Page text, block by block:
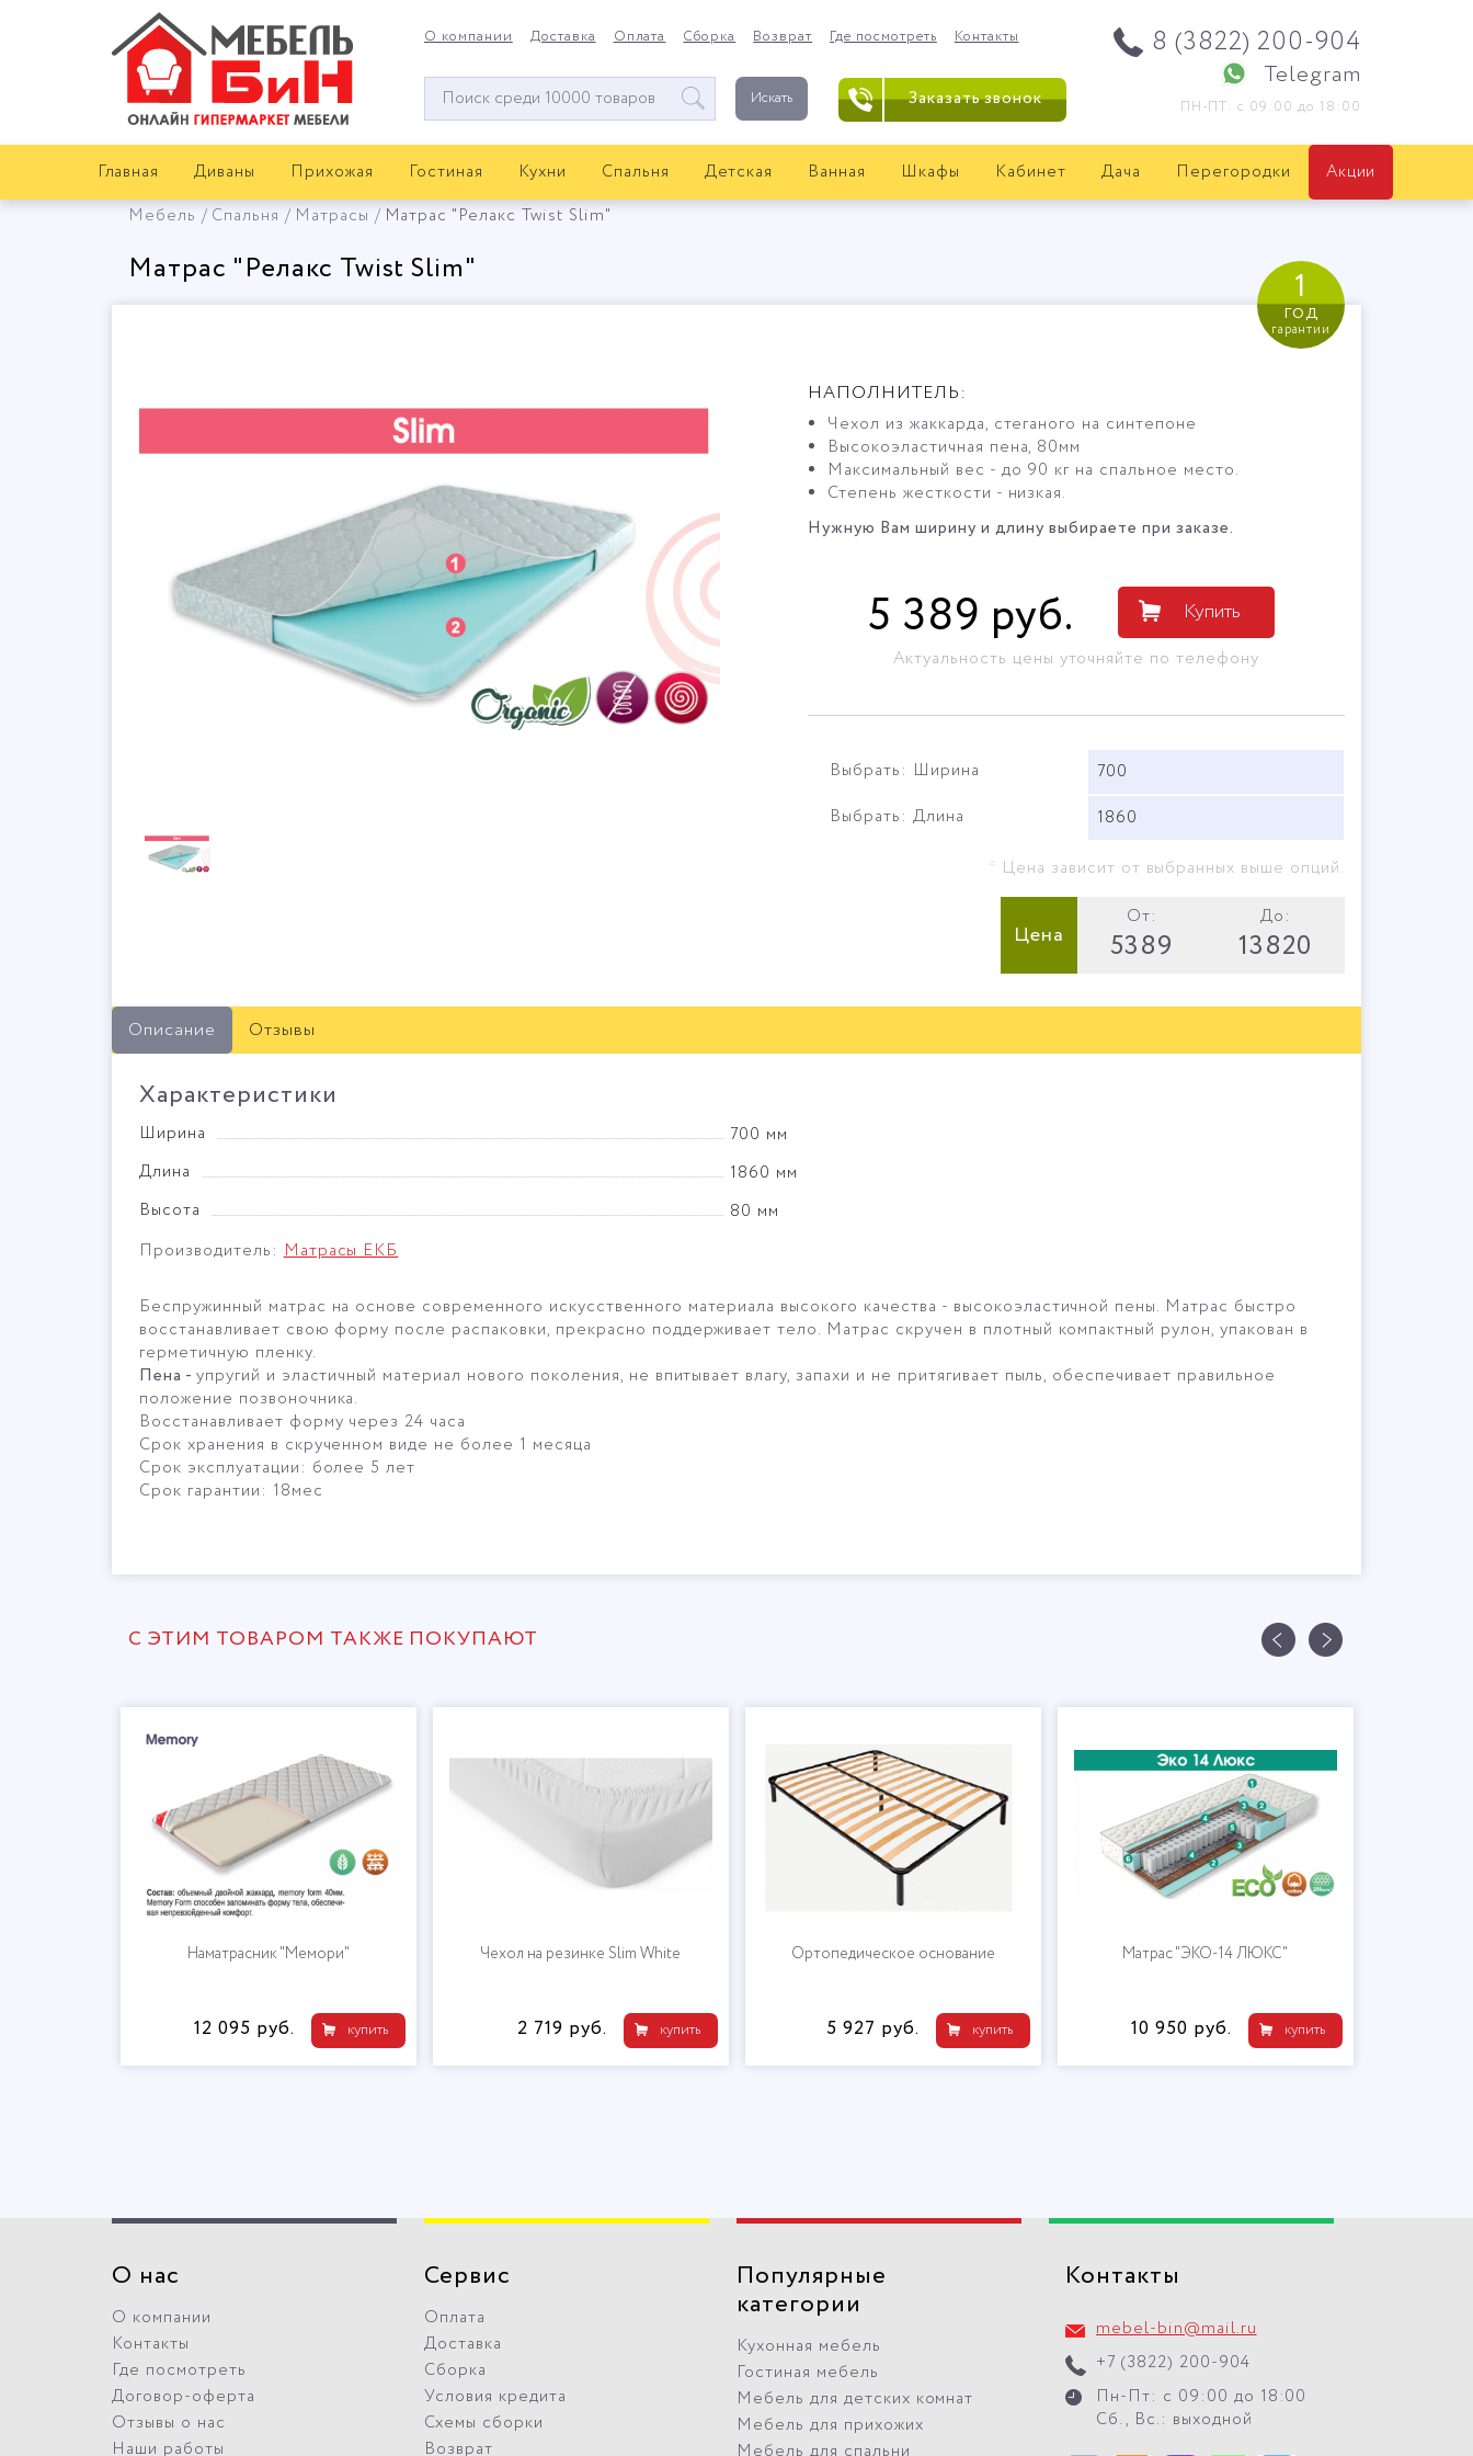
О компании Доставка Оплата Сборка Возврат Где посмотреть Контакты
Окно
поиска
Искать
8 (3822) 200-904
Telegram
ПН-ПТ: с 09:00 до 18:00
Заказать звонок
Главная Диваны Прихожая Гостиная Кухни Спальня Детская Ванная Шкафы Кабинет Дача Перегородки
Акции
Мебель
Спальня Матрасы Матрас "Релакс Twist Slim"
Матрас "Релакс Twist Slim" 1
год
гарантии
НАПОЛНИТЕЛЬ:
Чехол из жаккарда, стеганого на синтепоне
Высокоэластичная пена, 80мм
Максимальный вес - до 90 кг на спальное место.
Степень жесткости - низкая.
Нужную Вам ширину и длину выбираете при заказе.
5 389 руб. Купить
Актуальность цены уточняйте по телефону
Выбрать: Ширина
700
Выбрать: Длина
1860
* Цена зависит от выбранных выше опций.
Цена
От:
5389
До:
13820
Описание Отзывы
Характеристики
Ширина
700 мм
Длина
1860 мм
Высота
80 мм
Производитель:Матрасы ЕКБ
Беспружинный матрас на основе современного искусственного материала высокого качества - высокоэластичной пены. Матрас быстро
восстанавливает свою форму после распаковки, прекрасно поддерживает тело. Матрас скручен в плотный компактный рулон, упакован в
герметичную пленку.
Пена - упругий и эластичный материал нового поколения, не впитывает влагу, запахи и не притягивает пыль, обеспечивает правильное
положение позвоночника.
Восстанавливает форму через 24 часа
Срок хранения в скрученном виде не более 1 месяца
Срок эксплуатации: более 5 лет
Срок гарантии: 18мес
С ЭТИМ ТОВАРОМ ТАКЖЕ ПОКУПАЮТ
Наматрасник "Мемори"
купить
12 095 руб.
Чехол на резинке Slim White
купить
2 719 руб.
Ортопедическое основание
купить
5 927 руб.
Матрас "ЭКО-14 ЛЮКС"
купить
10 950 руб.
О нас
О компании
Контакты
Где посмотреть
Договор-оферта
Отзывы о нас
Наши работы
Сервис
Оплата
Доставка
Сборка
Условия кредита
Схемы сборки
Возврат
Популярные
категории
Кухонная мебель
Гостиная мебель
Мебель для детских комнат
Мебель для прихожих
Мебель для спальни
Контакты
mebel-bin@mail.ru
+7 (3822) 200-904
Пн-Пт: с 09:00 до 18:00
Сб., Вс.: выходной